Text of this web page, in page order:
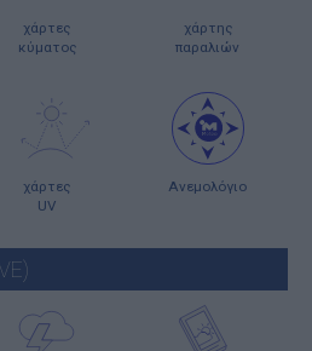
χάρτες
κύματος
χάρτης
παραλιών
χάρτες
UV
Ανεμολόγιο